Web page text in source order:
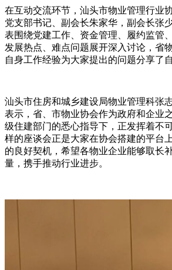
在互动交流环节 ， 汕头市物业管理行业
党支部书记、副会长朱家华，副会长张
表围绕党建工作、资金管理、履约监管
发展热点、难点问题展开深入讨论， 省
自身工作经验为大家提出的问题分享了
汕头市住房和城乡建设局物业管理科张
表示，省、市物业协会作为政府和企业
级住建部门的悉心指导下，正发挥着不
样的座谈会正是大家在协会搭建的平台
的良好契机，希望各物业企业能够取长
量 ， 携手推动行业进步。